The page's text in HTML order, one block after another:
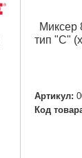
Миксер
тип "С"
Артикул:
Код